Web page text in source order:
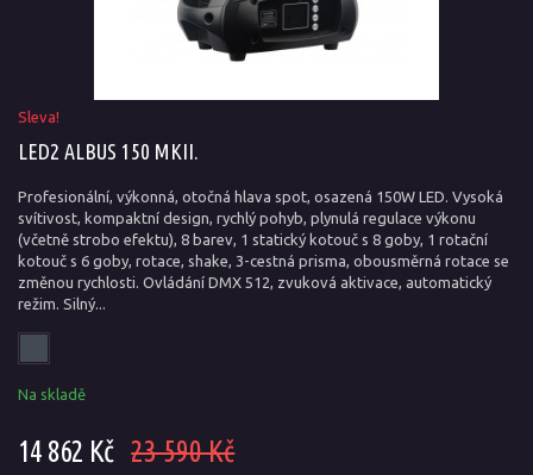
Sleva!
LED2 ALBUS 150 MKII.
Profesionální, výkonná, otočná hlava spot, osazená 150W LED. Vysoká
svítivost, kompaktní design, rychlý pohyb, plynulá regulace výkonu
(včetně strobo efektu), 8 barev, 1 statický kotouč s 8 goby, 1 rotační
kotouč s 6 goby, rotace, shake, 3-cestná prisma, obousměrná rotace se
změnou rychlosti. Ovládání DMX 512, zvuková aktivace, automatický
režim. Silný...
Na skladě
14 862 Kč 23 590 Kč